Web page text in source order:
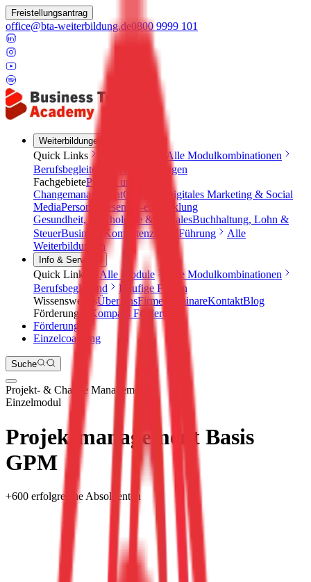
Freistellungsantrag
office@bta-weiterbildung.de0800 9999 101
Weiterbildungen
Quick Links
Alle Modulkombinationen
Berufsbegleitend
Häufige Fragen
FachgebieteProjekt und
ChangemanagementCoaching
Digitales Marketing & Social
MediaPersonalwesen & -entwicklung
Gesundheit, Psychologie & SozialesBuchhaltung, Lohn &
SteuerBusiness-Kompetenzen & Führung
Alle
Weiterbildungen
Info & Services
Quick Links Alle Module
Alle Modulkombinationen
Berufsbegleitend
Häufige Fragen
WissenswertesÜber unsFirmenseminareKontaktBlog
Förderungen
Kompass Förderung
Förderungen
Einzelcoaching
Suche
Projekt- & Change Management
Einzelmodul
Projektmanagement Basis
GPM
+600 erfolgreiche Absolventen